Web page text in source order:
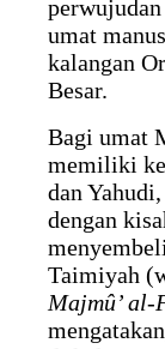
umat
kalangan
Besar.
Bagi umat
memiliki
dan
dengan
Taimiyah
Majmû’ al-